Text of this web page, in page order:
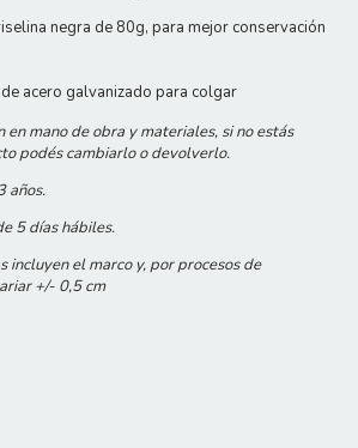
negra de 80g, para mejor conservación
acero galvanizado para colgar
en mano de obra y materiales, si no estás
podés cambiarlo o devolverlo.
años.
5 días hábiles.
incluyen el marco y, por procesos de
+/- 0,5 cm